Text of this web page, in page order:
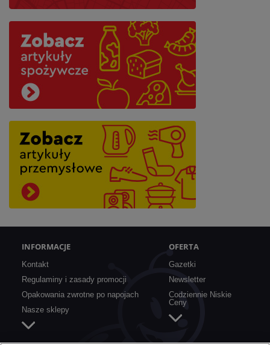
Szukaj
Najbliższy:
INFORMACJE
Kontakt
Regulaminy i zasady promocji
Opakowania zwrotne po napojach
Nasze sklepy
OFERTA
Gazetki
Newsletter
Codziennie Niskie
Ceny